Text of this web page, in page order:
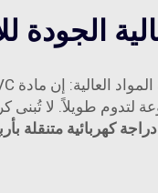
الجودة
لتدوم طويلاً. لا
دراجة كهربائية متنقلة